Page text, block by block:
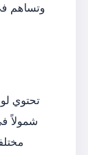
وتساهم
تحتوي